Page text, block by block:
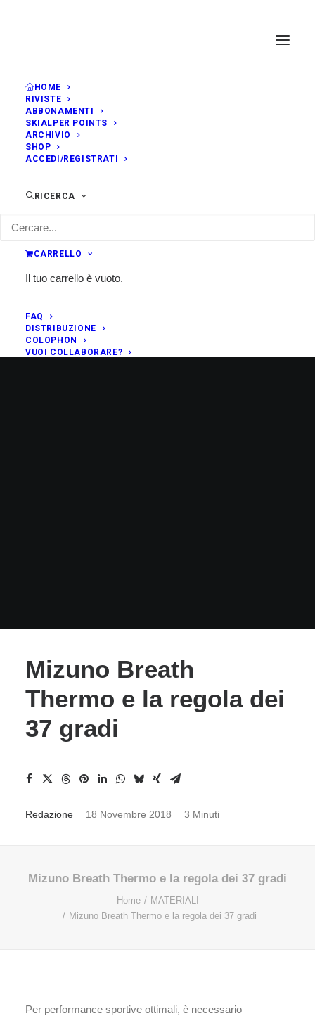
HOME
RIVISTE
ABBONAMENTI
SKIALPER POINTS
ARCHIVIO
SHOP
ACCEDI/REGISTRATI
RICERCA
CARRELLO
Il tuo carrello è vuoto.
FAQ
DISTRIBUZIONE
COLOPHON
VUOI COLLABORARE?
Mizuno Breath
Thermo e la regola dei
37 gradi
Redazione 18 Novembre 2018 3 Minuti
Mizuno Breath Thermo e la regola dei 37 gradi
Home
MATERIALI
Mizuno Breath Thermo e la regola dei 37 gradi
Per performance sportive ottimali, è necessario